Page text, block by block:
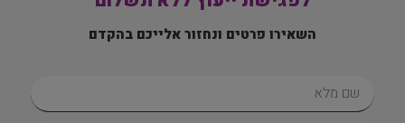
השאירו פרטים ונחזור אלייכם בהקדם